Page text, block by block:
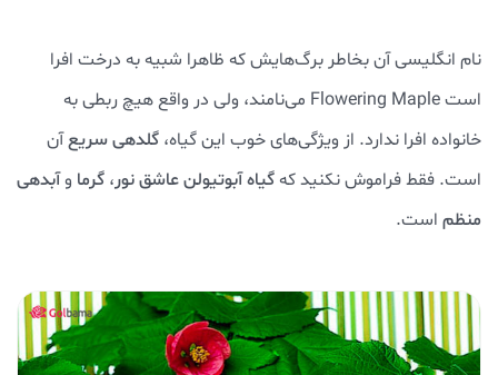
نام انگلیسی آن بخاطر برگ‌هایش که ظاهرا شبیه به درخت افرا
است Flowering Maple می‌نامند، ولی در واقع هیچ ربطی به
خانواده افرا ندارد. از ویژگی‌های خوب این گیاه، گلدهی سریعآن
است. فقط فراموش نکنید کهگیاه آبوتیولنعاشق نور، گرما وآبدهی
منظم است.